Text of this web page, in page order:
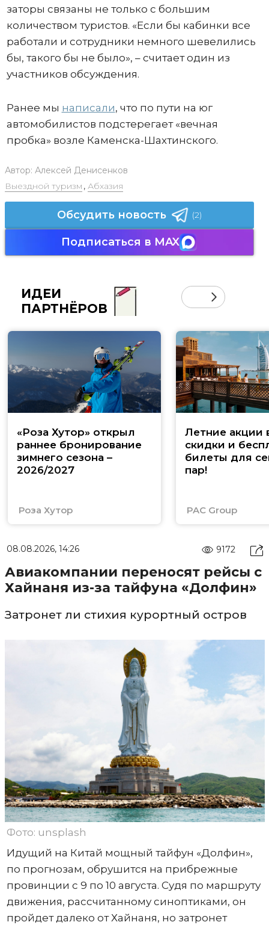
заторы связаны не только с большим
количеством туристов. «Если бы кабинки все
работали и сотрудники немного шевелились
бы, такого бы не было», – считает один из
участников обсуждения.
Ранее мы написали, что по пути на юг
автомобилистов подстерегает «вечная
пробка» возле Каменска-Шахтинского.
Автор: Алексей Денисенков
Выездной туризм , Абхазия
Обсудить новость (2)
Подписаться в MAX
ИДЕИ
ПАРТНЁРОВ
«Роза Хутор» открыл
раннее бронирование
зимнего сезона –
2026/2027
Роза Хутор
Летние акции
скидки и
билеты для
пар!
PAC Group
08.08.2026, 14:26 9172
Авиакомпании переносят рейсы с
Хайнаня из-за тайфуна «Долфин»
Затронет ли стихия курортный остров
Фото: unsplash
Идущий на Китай мощный тайфун «Долфин»,
по прогнозам, обрушится на прибрежные
провинции с 9 по 10 августа. Судя по маршруту
движения, рассчитанному синоптиками, он
пройдет далеко от Хайнаня, но затронет